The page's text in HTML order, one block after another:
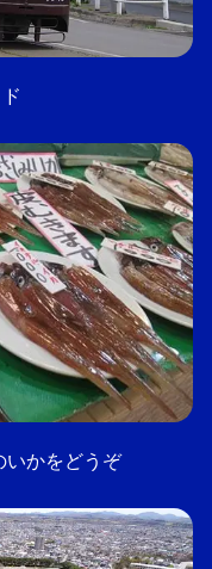
いかをどうぞ